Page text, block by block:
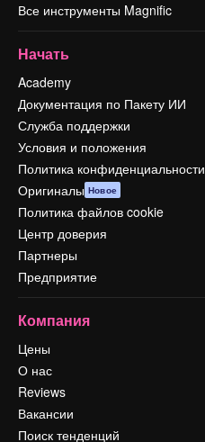
Все инструменты Magnific
Начать
Academy
Документация по Пакету ИИ
Служба поддержки
Условия и положения
Политика конфиденциальности
Оригиналы Новое
Политика файлов cookie
Центр доверия
Партнеры
Предприятие
Компания
Цены
О нас
Reviews
Вакансии
Поиск тенденций